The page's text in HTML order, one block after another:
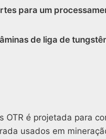
para um
de liga de
OTR é projetada para
usados em